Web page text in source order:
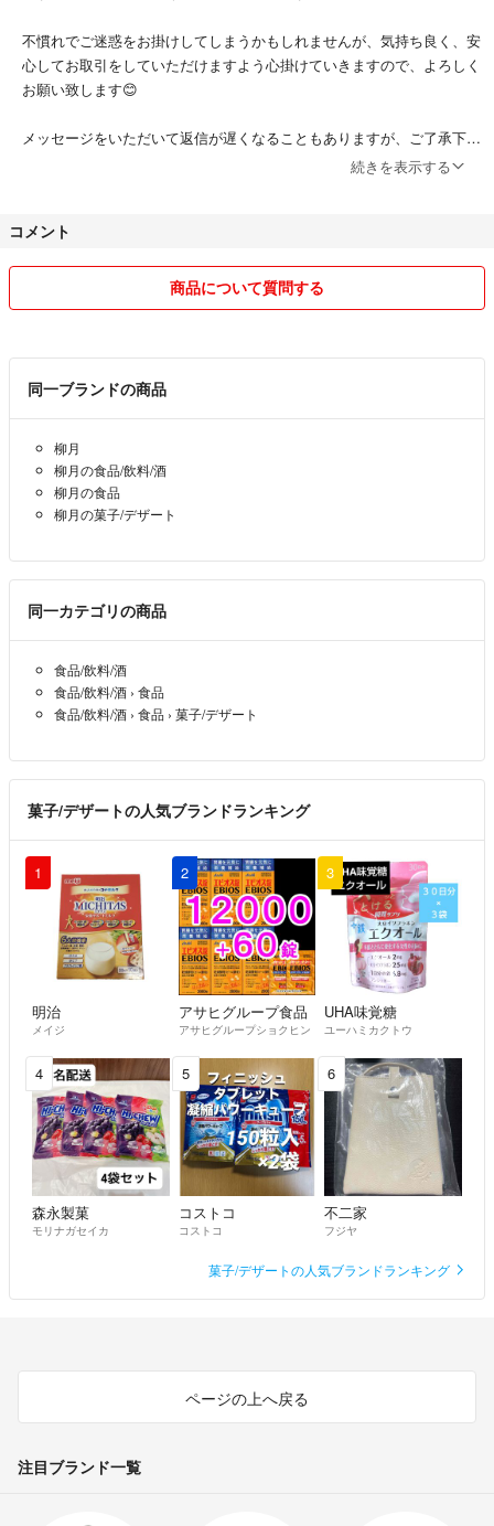
不慣れでご迷惑をお掛けしてしまうかもしれませんが、気持ち良く、安
心してお取引をしていただけますよう心掛けていきますので、よろしく
お願い致します😊
メッセージをいただいて返信が遅くなることもありますが、ご了承下さ
続きを表示する
コメント
商品について質問する
同一ブランドの商品
柳月
柳月の食品/飲料/酒
柳月の食品
柳月の菓子/デザート
同一カテゴリの商品
食品/飲料/酒
食品/飲料/酒 › 食品
食品/飲料/酒 › 食品 › 菓子/デザート
菓子/デザートの人気ブランドランキング
1
明治
メイジ
2
アサヒグループ食品
アサヒグループショクヒン
3
UHA味覚糖
ユーハミカクトウ
4
森永製菓
モリナガセイカ
5
コストコ
コストコ
6
不二家
フジヤ
菓子/デザートの人気ブランドランキング
ページの上へ戻る
注目ブランド一覧